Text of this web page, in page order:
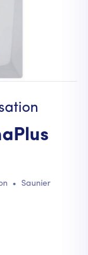
• Saunier